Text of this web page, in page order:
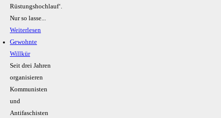
Rüstungshochlauf‘.
Nur so lasse...
Weiterlesen
Gewohnte
Willkür
Seit drei Jahren
organisieren
Kommunisten
und
Antifaschisten